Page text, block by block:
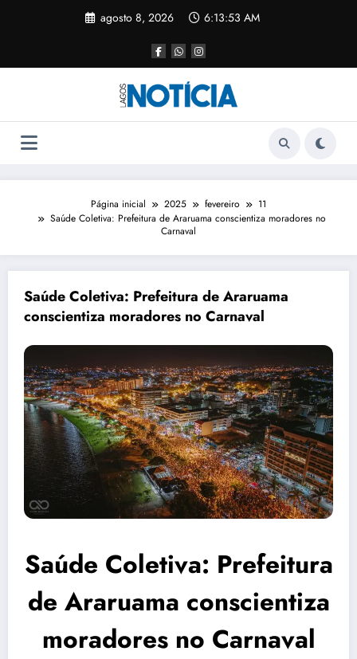
agosto 8, 2026 6:13:53 AM
Página inicial 2025 fevereiro
11
Saúde Coletiva: Prefeitura de Araruama conscientiza moradores no
Carnaval
Saúde Coletiva: Prefeitura de Araruama
conscientiza moradores no Carnaval
Saúde Coletiva: Prefeitura
de Araruama conscientiza
moradores no Carnaval